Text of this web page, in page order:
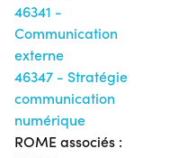
46341 -
Communication
externe
46347 - Stratégie
communication
numérique
ROME associés :